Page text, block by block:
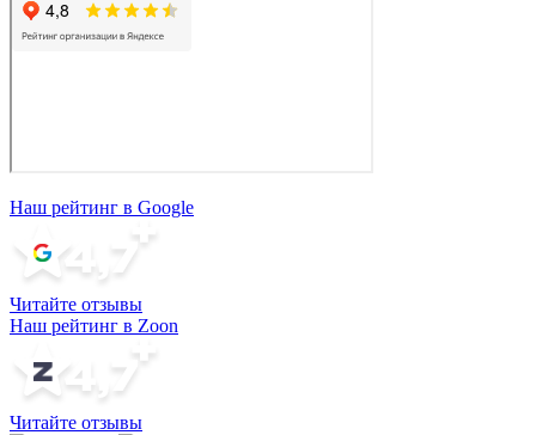
Наш рейтинг в Google
Читайте отзывы
Наш рейтинг в Zoon
Читайте отзывы